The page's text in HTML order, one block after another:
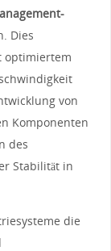
Dies
optimiertem
‍von
Komponenten
des
Stabilität ⁣in
die